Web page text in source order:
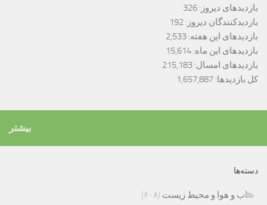
بازدیدهای دیروز: 326
بازدیدکنندگان دیروز: 192
بازدیدهای این هفته: 2,533
بازدیدهای این ماه: 15,614
بازدیدهای امسال: 215,183
کل بازدیدها: 1,657,887
بیشتر
دسته‌ها
اب و هوا و محیط زیست (۶۰۸)